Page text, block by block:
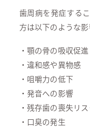
歯周病を発症する
方は以下のような影
・顎の骨の吸収促進
・違和感や異物感
・咀嚼力の低下
・発音への影響
・残存歯の喪失リ
・口臭の発生